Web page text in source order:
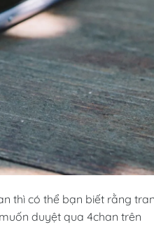
thì có thể bạn biết rằng
duyệt qua 4chan trên